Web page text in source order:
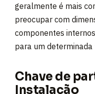
geralmente é mais
preocupar com
componentes
para um
Chave de
Instalação